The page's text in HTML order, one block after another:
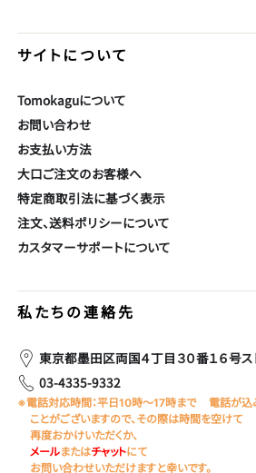
い
サイトについて
Tomokaguについて
お問い合わせ
お支払い方法
大口ご注文のお客様へ
特定商取引法に基づく表示
注文、送料ポリシーについて
カスタマーサポートについて
私たちの連絡先
東京都墨田区両国４丁目３０番１６号
03-4335-9332
※電話対応時間：平日10時～17時まで
電話が込
ことがございますので、その際は時間を空けて
再度おかけいただくか、
メールまたはチャットにて
お問い合わせいただけますと幸いです。